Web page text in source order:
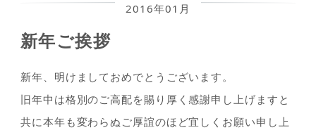
2016年01月
新年ご挨拶
新年、明けましておめでとうございます。
旧年中は格別のご高配を賜り厚く感謝申し上げますと
共に本年も変わらぬご厚誼のほど宜しくお願い申し上